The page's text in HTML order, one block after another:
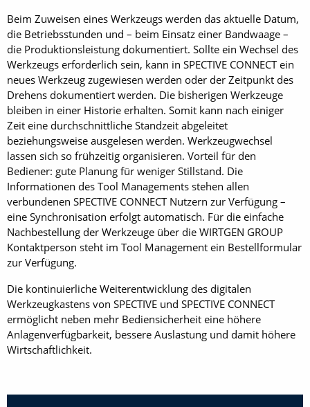
Beim Zuweisen eines Werkzeugs werden das aktuelle Datum,
die Betriebsstunden und – beim Einsatz einer Bandwaage –
die Produktionsleistung dokumentiert. Sollte ein Wechsel des
Werkzeugs erforderlich sein, kann in SPECTIVE CONNECT ein
neues Werkzeug zugewiesen werden oder der Zeitpunkt des
Drehens dokumentiert werden. Die bisherigen Werkzeuge
bleiben in einer Historie erhalten. Somit kann nach einiger
Zeit eine durchschnittliche Standzeit abgeleitet
beziehungsweise ausgelesen werden. Werkzeugwechsel
lassen sich so frühzeitig organisieren. Vorteil für den
Bediener: gute Planung für weniger Stillstand. Die
Informationen des Tool Managements stehen allen
verbundenen SPECTIVE CONNECT Nutzern zur Verfügung –
eine Synchronisation erfolgt automatisch. Für die einfache
Nachbestellung der Werkzeuge über die WIRTGEN GROUP
Kontaktperson steht im Tool Management ein Bestellformular
zur Verfügung.
Die kontinuierliche Weiterentwicklung des digitalen
Werkzeugkastens von SPECTIVE und SPECTIVE CONNECT
ermöglicht neben mehr Bediensicherheit eine höhere
Anlagenverfügbarkeit, bessere Auslastung und damit höhere
Wirtschaftlichkeit.